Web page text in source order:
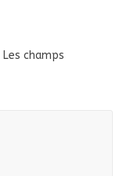
Les champs